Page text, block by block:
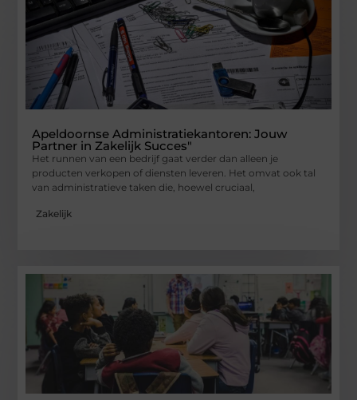
Apeldoornse Administratiekantoren: Jouw
Partner in Zakelijk Succes"
Het runnen van een bedrijf gaat verder dan alleen je
producten verkopen of diensten leveren. Het omvat ook tal
van administratieve taken die, hoewel cruciaal,
Zakelijk